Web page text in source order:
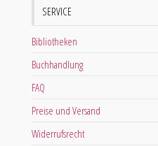
SERVICE
Bibliotheken
Buchhandlung
FAQ
Preise und Versand
Widerrufsrecht